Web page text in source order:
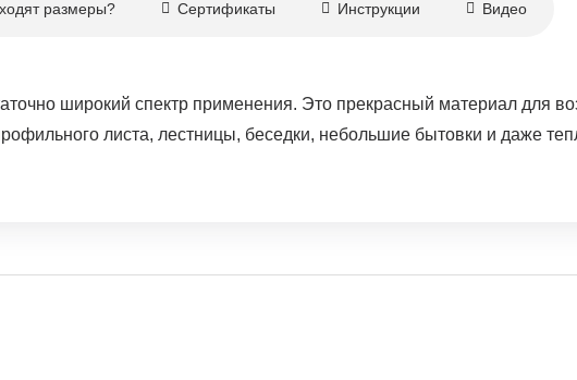
размеры? Сертификаты Инструкции Видео
широкий спектр применения. Это прекрасный материал для
листа, лестницы, беседки, небольшие бытовки и даже